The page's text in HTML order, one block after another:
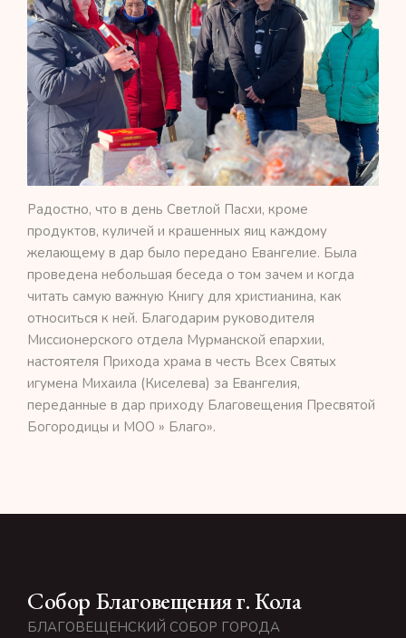
Радостно, что в день Светлой Пасхи, кроме
продуктов, куличей и крашенных яиц каждому
желающему в дар было передано Евангелие. Была
проведена небольшая беседа о том зачем и когда
читать самую важную Книгу для христианина, как
относиться к ней. Благодарим руководителя
Миссионерского отдела Мурманской епархии,
настоятеля Прихода храма в честь Всех Святых
игумена Михаила (Киселева) за Евангелия,
переданные в дар приходу Благовещения Пресвятой
Богородицы и МОО » Благо».
Собор Благовещения г. Кола
БЛАГОВЕЩЕНСКИЙ СОБОР ГОРОДА